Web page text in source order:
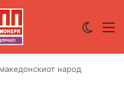
народ